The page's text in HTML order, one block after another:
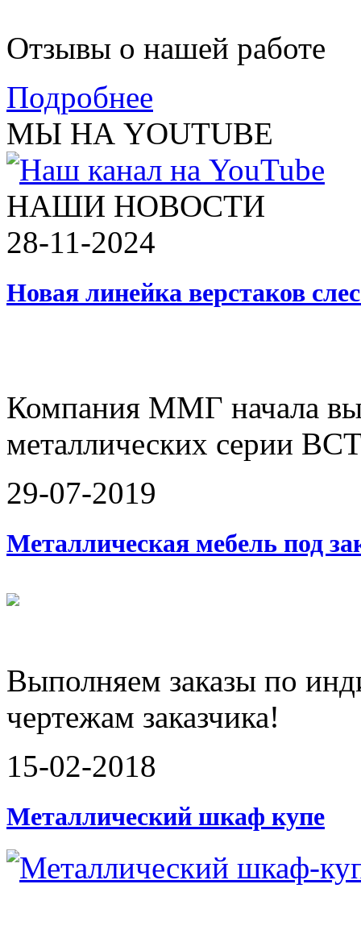
Отзывы о нашей работе
Подробнее
МЫ НА YOUTUBE
НАШИ НОВОСТИ
28-11-2024
Новая линейка верстаков
Компания ММГ начала
металлических серии
29-07-2019
Металлическая мебель под
Выполняем заказы по
чертежам заказчика!
15-02-2018
Металлический шкаф купе